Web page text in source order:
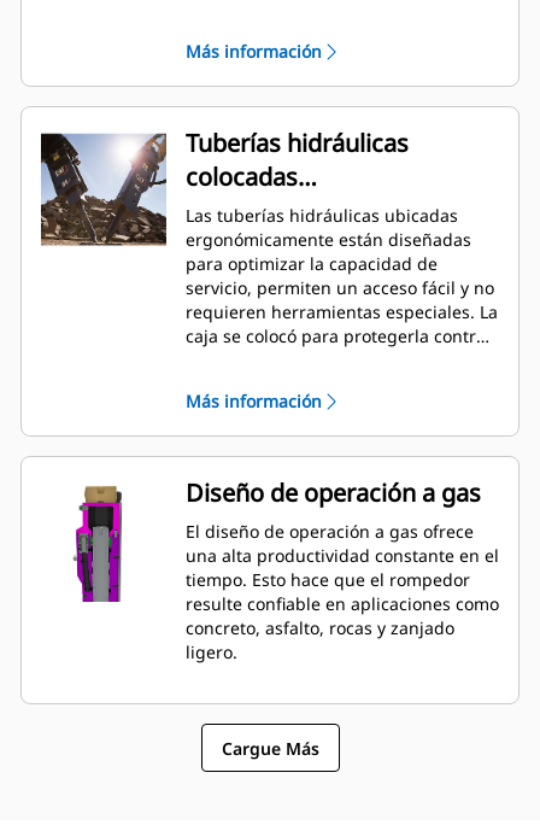
sitios y paisajismo.
Más información
Tuberías hidráulicas
colocadas
ergonómicamente
Las tuberías hidráulicas ubicadas
ergonómicamente están diseñadas
para optimizar la capacidad de
servicio, permiten un acceso fácil y no
requieren herramientas especiales. La
caja se colocó para protegerla contra
llaves. La presión de las tuberías
hidráulicas y de descarga se pueden
verificar y cargar mientras el
rompedor está montado en la
máquina. Esto permite un monitoreo
rápido de la condición del rompedor.
Más información
Diseño de operación a gas
El diseño de operación a gas ofrece
una alta productividad constante en el
tiempo. Esto hace que el rompedor
resulte confiable en aplicaciones como
concreto, asfalto, rocas y zanjado
ligero.
Cargue Más